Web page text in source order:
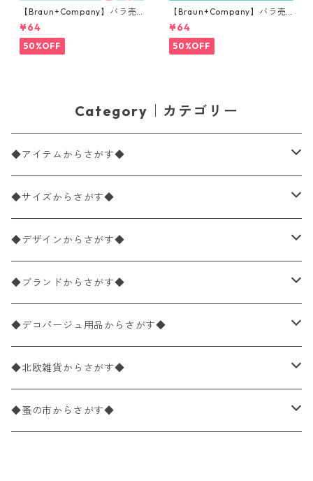
【Braun+Company】バラ売
り2枚 ランチサイズ ペーパー
ナプキン CHERRY SPRING ブ
ルー×ピンク 桜
¥64
50%OFF
【Braun+Company】バラ売
り2枚 ランチサイズ ペーパー
ナプキン All my Friends ホワ
イト
¥64
50%OFF
Category｜カテゴリー
◆アイテムからさがす◆
ペーパーナプキン2枚バラ売り
ペーパーナプキン1枚バラ売り
ペーパーナプキン20枚入りパック
ペーパーナプキン10枚入りパック
ライスペーパー
ペーパーリネンナプキン
◆サイズからさがす◆
33×33cm（ランチサイズ）
バラ売り
パック売り
25×25cm（カクテルサイズ）
バラ売り
パック売り
40×40cm（ディナーサイズ）
バラ売り
パック売り
21×21cm（ポケットサイズ）
バラ売り
33cm（ラウンド）
◆デザインからさがす◆
花柄
植物・グリーン柄
動物・鳥・昆虫・蝶柄
海・魚柄
◆ブランドからさがす◆
ドイツ製 IHR/イア
ランチサイズ
カクテルサイズ
ドイツ製 Ambiente/アンビエンテ
ランチサイズ
ドイツ製 Paperproducts Design
◆デコパージュ用品からさがす◆
デコパージュ液
デコパージュ下地
◆北欧雑貨からさがす◆
シリコンモールド
◆蚤の市からさがす◆